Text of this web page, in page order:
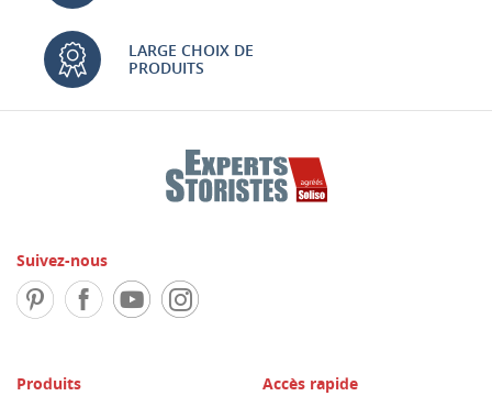
LARGE CHOIX DE
PRODUITS
Suivez-nous
Produits Accès rapide